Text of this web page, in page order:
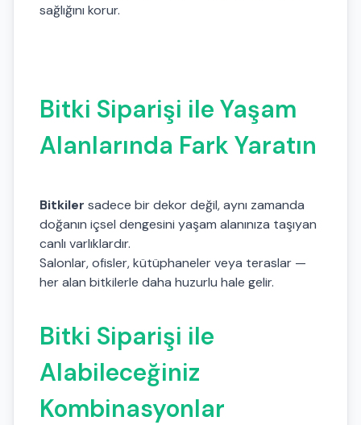
sağlığını korur.
Bitki Siparişi ile Yaşam
Alanlarında Fark Yaratın
Bitkiler sadece bir dekor değil, aynı zamanda
doğanın içsel dengesini yaşam alanınıza taşıyan
canlı varlıklardır.
Salonlar, ofisler, kütüphaneler veya teraslar —
her alan bitkilerle daha huzurlu hale gelir.
Bitki Siparişi ile
Alabileceğiniz
Kombinasyonlar